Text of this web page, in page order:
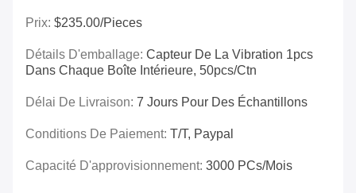
Prix: $235.00/Pieces
Détails D'emballage: Capteur De La Vibration 1pcs
Dans Chaque Boîte Intérieure, 50pcs/ctn
Délai De Livraison: 7 Jours Pour Des Échantillons
Conditions De Paiement: T/T, Paypal
Capacité D'approvisionnement: 3000 PCs/mois